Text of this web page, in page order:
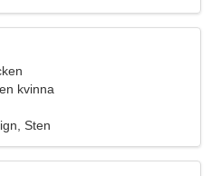
kvinna
Sten